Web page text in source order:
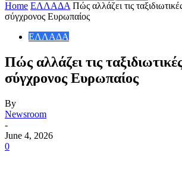
Home ΕΛΛΑΔΑ Πώς αλλάζει τις
σύγχρονος Ευρωπαίος
ΕΛΛΑΔΑ
Πώς αλλάζει τις
σύγχρονος Ευρωπαίος
By
Newsroom
-
June 4, 2026
0